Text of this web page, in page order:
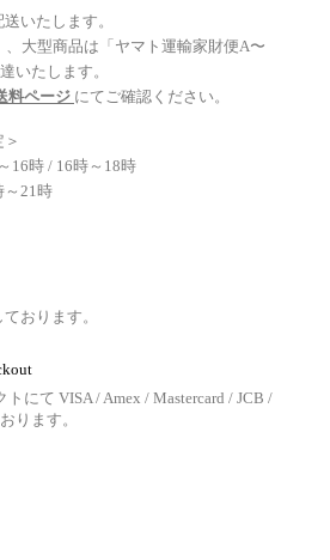
いたします。
、大型商品は「ヤマト運輸家財便A〜
いたします。
料ページ にてご確認ください。
16時 / 16時～18時
～21時
おります。
にて VISA / Amex / Mastercard / JCB /
ります。